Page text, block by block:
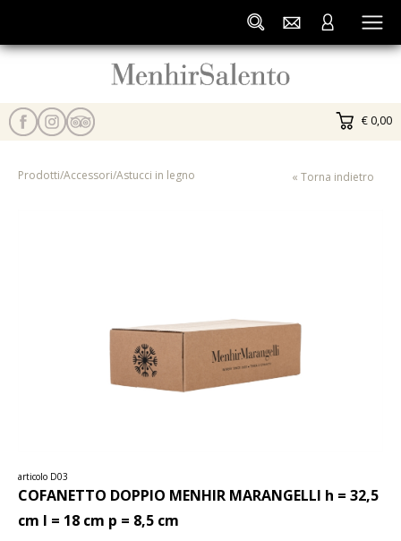
€ 0,00
Prodotti/Accessori/Astucci in legno « Torna indietro
articolo D03
COFANETTO DOPPIO MENHIR MARANGELLI h = 32,5
cm l = 18 cm p = 8,5 cm